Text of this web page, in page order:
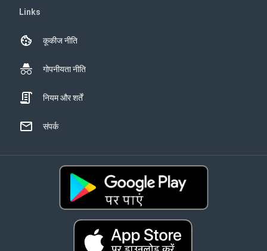
Links
कूकीज नीति
गोपनीयता नीति
नियम और शर्तें
संपर्क